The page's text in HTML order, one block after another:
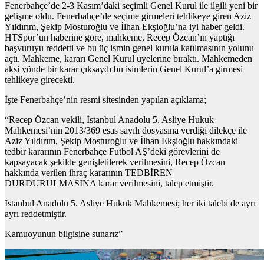
Fenerbahçe’de 2-3 Kasım’daki seçimli Genel Kurul ile ilgili yeni bir
gelişme oldu. Fenerbahçe’de seçime girmeleri tehlikeye giren Aziz
Yıldırım, Şekip Mosturoğlu ve İlhan Ekşioğlu’na iyi haber geldi.
HTSpor’un haberine göre, mahkeme, Recep Özcan’ın yaptığı
başvuruyu reddetti ve bu üç ismin genel kurula katılmasının yolunu
açtı. Mahkeme, kararı Genel Kurul üyelerine bıraktı. Mahkemeden
aksi yönde bir karar çıksaydı bu isimlerin Genel Kurul’a girmesi
tehlikeye girecekti.
İşte Fenerbahçe’nin resmi sitesinden yapılan açıklama;
“Recep Özcan vekili, İstanbul Anadolu 5. Asliye Hukuk
Mahkemesi’nin 2013/369 esas sayılı dosyasına verdiği dilekçe ile
Aziz Yıldırım, Şekip Mosturoğlu ve İlhan Ekşioğlu hakkındaki
tedbir kararının Fenerbahçe Futbol AŞ’deki görevlerini de
kapsayacak şekilde genişletilerek verilmesini, Recep Özcan
hakkında verilen ihraç kararının TEDBİREN
DURDURULMASINA karar verilmesini, talep etmiştir.
İstanbul Anadolu 5. Asliye Hukuk Mahkemesi; her iki talebi de ayrı
ayrı reddetmiştir.
Kamuoyunun bilgisine sunarız”